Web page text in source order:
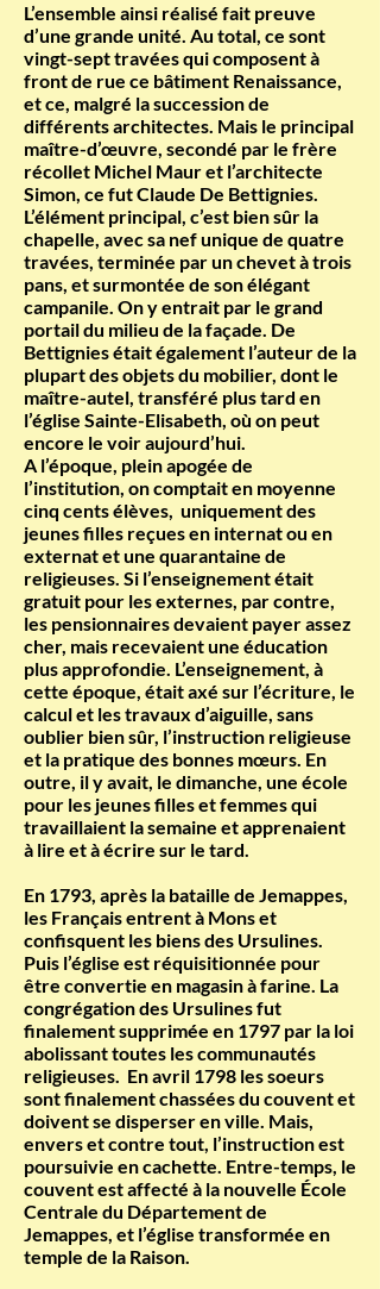
L’ensemble ainsi réalisé fait preuve
d’une grande unité. Au total, ce sont
vingt-sept travées qui composent à
front de rue ce bâtiment Renaissance,
et ce, malgré la succession de
différents architectes. Mais le principal
maître-d’œuvre, secondé par le frère
récollet Michel Maur et l’architecte
Simon, ce fut Claude De Bettignies.
L’élément principal, c’est bien sûr la
chapelle, avec sa nef unique de quatre
travées, terminée par un chevet à trois
pans, et surmontée de son élégant
campanile. On y entrait par le grand
portail du milieu de la façade. De
Bettignies était également l’auteur de la
plupart des objets du mobilier, dont le
maître-autel, transféré plus tard en
l’église Sainte-Elisabeth, où on peut
encore le voir aujourd’hui.
A l’époque, plein apogée de
l’institution, on comptait en moyenne
cinq cents élèves, uniquement des
jeunes filles reçues en internat ou en
externat et une quarantaine de
religieuses. Si l’enseignement était
gratuit pour les externes, par contre,
les pensionnaires devaient payer assez
cher, mais recevaient une éducation
plus approfondie. L’enseignement, à
cette époque, était axé sur l’écriture, le
calcul et les travaux d’aiguille, sans
oublier bien sûr, l’instruction religieuse
et la pratique des bonnes mœurs. En
outre, il y avait, le dimanche, une école
pour les jeunes filles et femmes qui
travaillaient la semaine et apprenaient
à lire et à écrire sur le tard.
En 1793, après la bataille de Jemappes,
les Français entrent à Mons et
confisquent les biens des Ursulines.
Puis l’église est réquisitionnée pour
être convertie en magasin à farine. La
congrégation des Ursulines fut
finalement supprimée en 1797 par la loi
abolissant toutes les communautés
religieuses. En avril 1798 les soeurs
sont finalement chassées du couvent et
doivent se disperser en ville. Mais,
envers et contre tout, l’instruction est
poursuivie en cachette. Entre-temps, le
couvent est affecté à la nouvelle École
Centrale du Département de
Jemappes, et l’église transformée en
temple de la Raison.